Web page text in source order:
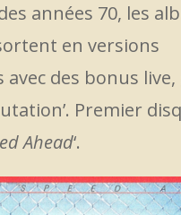
années 70, les
en versions
des bonus live,
Premier
Ahead‘.